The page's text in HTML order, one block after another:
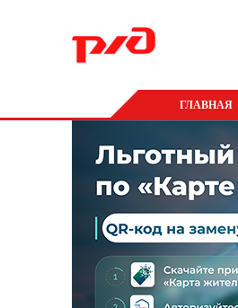
ГЛАВНАЯ